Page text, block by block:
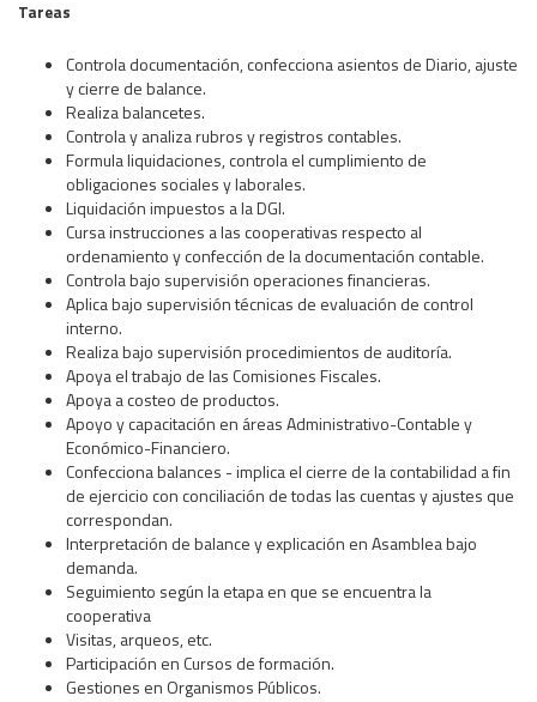
Tareas
Controla documentación, confecciona asientos de Diario, ajuste
y cierre de balance.
Realiza balancetes.
Controla y analiza rubros y registros contables.
Formula liquidaciones, controla el cumplimiento de
obligaciones sociales y laborales.
Liquidación impuestos a la DGI.
Cursa instrucciones a las cooperativas respecto al
ordenamiento y confección de la documentación contable.
Controla bajo supervisión operaciones financieras.
Aplica bajo supervisión técnicas de evaluación de control
interno.
Realiza bajo supervisión procedimientos de auditoría.
Apoya el trabajo de las Comisiones Fiscales.
Apoya a costeo de productos.
Apoyo y capacitación en áreas Administrativo-Contable y
Económico-Financiero.
Confecciona balances - implica el cierre de la contabilidad a fin
de ejercicio con conciliación de todas las cuentas y ajustes que
correspondan.
Interpretación de balance y explicación en Asamblea bajo
demanda.
Seguimiento según la etapa en que se encuentra la
cooperativa
Visitas, arqueos, etc.
Participación en Cursos de formación.
Gestiones en Organismos Públicos.